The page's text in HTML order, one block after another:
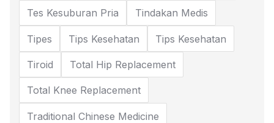
Tes Kesuburan Pria Tindakan Medis
Tipes Tips Kesehatan Tips Kesehatan
Tiroid Total Hip Replacement
Total Knee Replacement
Traditional Chinese Medicine